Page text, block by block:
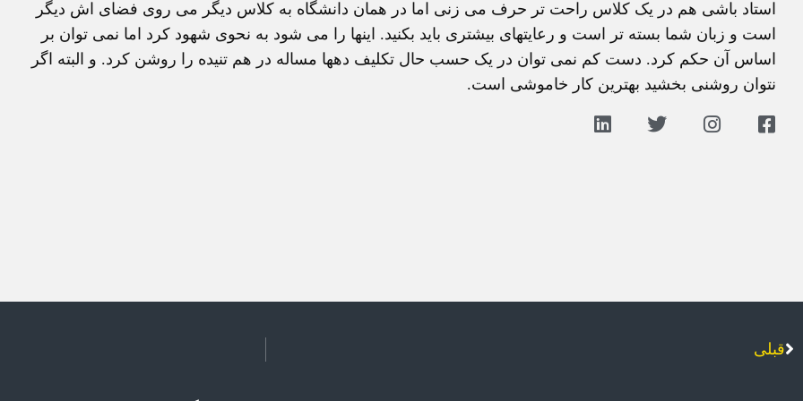
استاد باشی هم در یک کلاس راحت تر حرف می زنی اما در همان دانشگاه به کلاس دیگر می روی فضای اش دیگر
است و زبان شما بسته تر است و رعایتهای بیشتری باید بکنید. اینها را می شود به نحوی شهود کرد اما نمی توان بر
اساس آن حکم کرد. دست کم نمی توان در یک حسب حال تکلیف دهها مساله در هم تنیده را روشن کرد. و البته اگر
نتوان روشنی بخشید بهترین کار خاموشی است.
قبلی